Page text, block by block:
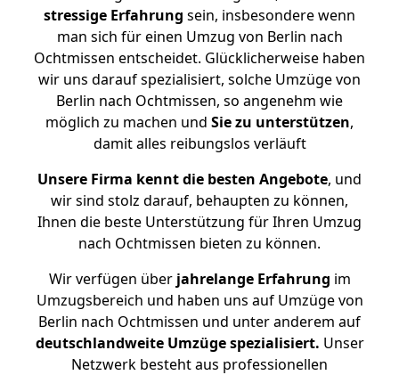
stressige Erfahrung sein, insbesondere wenn
man sich für einen Umzug von Berlin nach
Ochtmissen entscheidet. Glücklicherweise haben
wir uns darauf spezialisiert, solche Umzüge von
Berlin nach Ochtmissen, so angenehm wie
möglich zu machen und Sie zu unterstützen,
damit alles reibungslos verläuft
Unsere Firma kennt die besten Angebote, und
wir sind stolz darauf, behaupten zu können,
Ihnen die beste Unterstützung für Ihren Umzug
nach Ochtmissen bieten zu können.
Wir verfügen überjahrelange Erfahrung im
Umzugsbereich und haben uns auf Umzüge von
Berlin nach Ochtmissen und unter anderem auf
deutschlandweite Umzüge spezialisiert. Unser
Netzwerk besteht aus professionellen